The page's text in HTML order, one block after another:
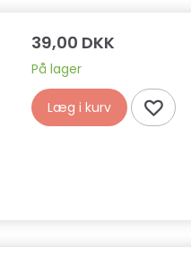
39,00 DKK
På lager
Læg i kurv